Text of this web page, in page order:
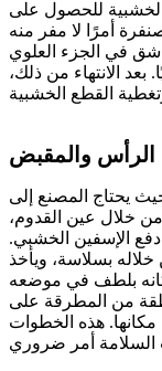
للحصول على
أمرًا لا مفر منه
في الجزء العلوي
الانتهاء من ذلك،
الرأس والمقبض
يحتاج المصنع إلى
خلال عين القدوم،
الإسفين الخشبي.
بسلاسة، ويأخذ
من المطرقة على
مكانها. هذه الخطوات